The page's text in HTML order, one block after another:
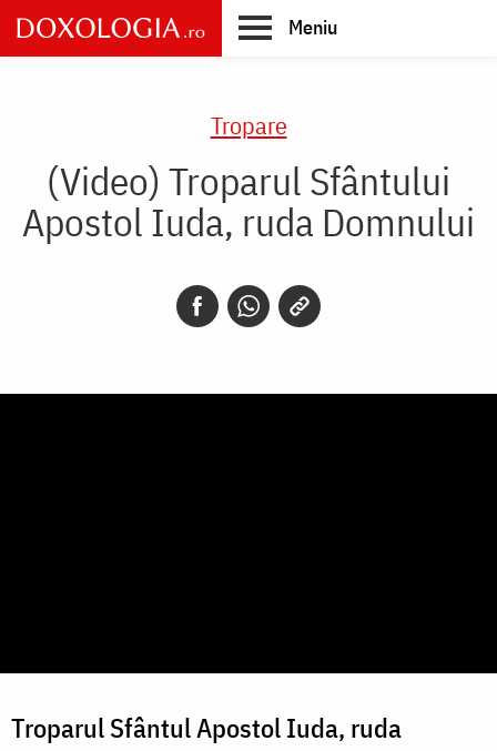
Skip
to
main
Meniu
Tropare
(Video) Troparul Sfântului
Apostol Iuda, ruda Domnului
Troparul Sfântul Apostol Iuda, ruda